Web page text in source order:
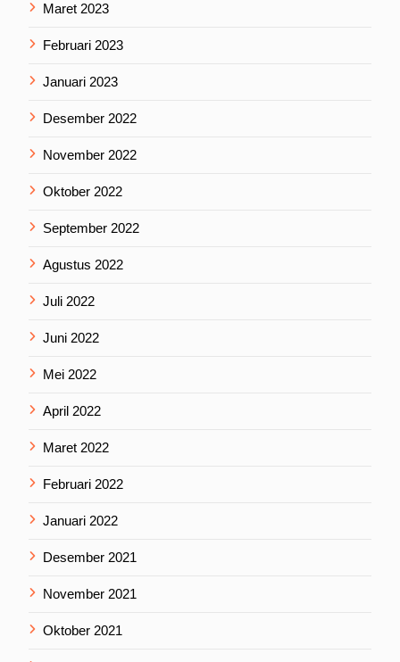
Maret 2023
Februari 2023
Januari 2023
Desember 2022
November 2022
Oktober 2022
September 2022
Agustus 2022
Juli 2022
Juni 2022
Mei 2022
April 2022
Maret 2022
Februari 2022
Januari 2022
Desember 2021
November 2021
Oktober 2021